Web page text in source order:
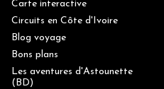
Carte interactive
Circuits en Côte d'Ivoire
Blog voyage
Bons plans
Les aventures d'Astounette
(BD)